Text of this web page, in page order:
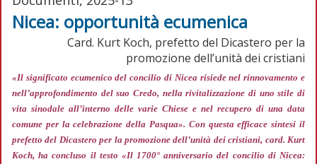
Nicea: opportunità ecumenica
Card. Kurt Koch, prefetto del Dicastero per la
promozione dell’unità dei cristiani
«Il significato ecumenico del concilio di Nicea risiede nel rinnovamento e
nell’approfondimento del suo Credo, nella rivitalizzazione di uno stile di
vita sinodale all’interno delle varie Chiese e nel recupero di una data
comune per la celebrazione della Pasqua». Con questa efficace sintesi il
prefetto del Dicastero per la promozione dell’unità dei cristiani, card. Kurt
Koch, ha concluso il testo «Il 1700° anniversario del concilio di Nicea: